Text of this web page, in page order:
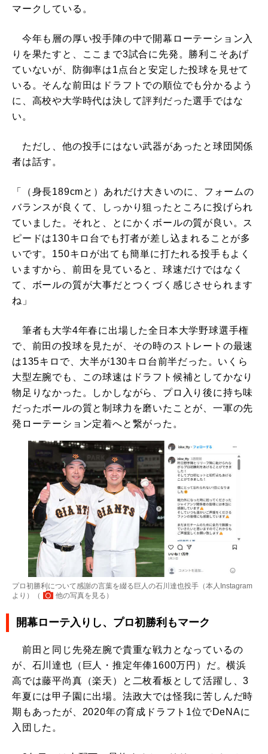
マークしている。
今年も層の厚い投手陣の中で開幕ローテーション入
りを果たすと、ここまで3試合に先発。勝利こそあげ
ていないが、防御率は1点台と安定した投球を見せて
いる。そんな前田はドラフトでの順位でも分かるよう
に、高校や大学時代は決して評判だった選手ではな
い。
ただし、他の投手にはない武器があったと球団関係
者は話す。
「（身長189cmと）あれだけ大きいのに、フォームの
バランスが良くて、しっかり狙ったところに投げられ
ていました。それと、とにかくボールの質が良い。ス
ピードは130キロ台でも打者が差し込まれることが多
いです。150キロが出ても簡単に打たれる投手もよく
いますから、前田を見ていると、球速だけではなく
て、ボールの質が大事だとつくづく感じさせられます
ね」
筆者も大学4年春に出場した全日本大学野球選手権
で、前田の投球を見たが、その時のストレートの最速
は135キロで、大半が130キロ台前半だった。いくら
大型左腕でも、この球速はドラフト候補としてかなり
物足りなかった。しかしながら、プロ入り後に持ち味
だったボールの質と制球力を磨いたことが、一軍の先
発ローテーション定着へと繋がった。
プロ初勝利について感謝の言葉を綴る巨人の石川達也投手（本人Instagram
より）（
他の写真を見る ）
開幕ローテ入りし、プロ初勝利もマーク
前田と同じ先発左腕で貴重な戦力となっているの
が、石川達也（巨人・推定年俸1600万円）だ。横浜
高では藤平尚真（楽天）と二枚看板として活躍し、3
年夏には甲子園に出場。法政大では怪我に苦しんだ時
期もあったが、2020年の育成ドラフト1位でDeNAに
入団した。